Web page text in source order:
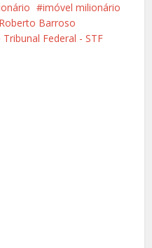
imóvel milionário
Barroso
Federal - STF